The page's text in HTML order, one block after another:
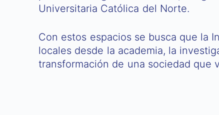
Universitaria Católica del Norte.
Con estos espacios se busca que la
locales desde la academia, la
transformación de una sociedad que